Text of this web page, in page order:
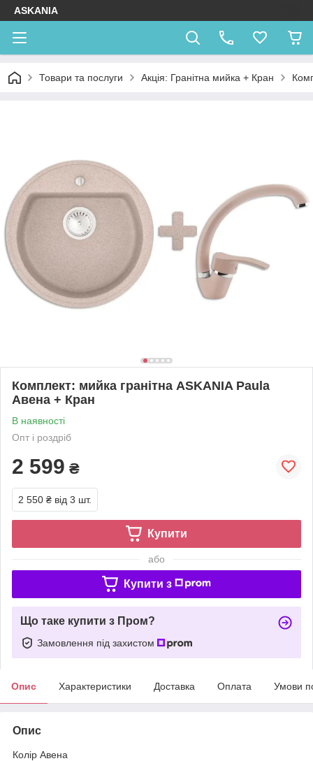
ASKANIA
Товари та послуги Акція: Гранітна мийка + Кран
Комплект: мийка гранітна ASKANIA Paula
Авена + Кран
В наявності
Опт і роздріб
2 599 ₴
2 550 ₴ від 3 шт.
Купити
або
Купити з
Що таке купити з Пром?
Замовлення під захистом
Опис Характеристики Доставка Оплата Умови
Опис
Колір Авена